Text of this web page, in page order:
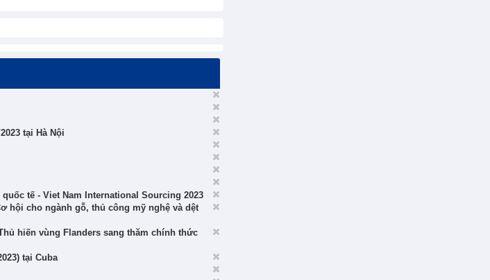
tại Hà Nội
tế - Viet Nam International Sourcing 2023
hội cho ngành gỗ, thủ công mỹ nghệ và dệt
hiến vùng Flanders sang thăm chính thức
tại Cuba